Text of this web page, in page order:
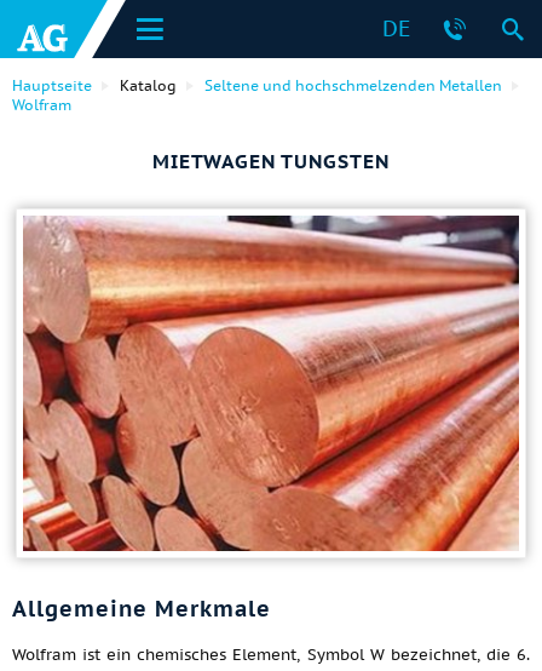
DE
Hauptseite Katalog
Seltene und hochschmelzenden Metallen
Wolfram
MIETWAGEN TUNGSTEN
Allgemeine Merkmale
Wolfram ist ein chemisches Element, Symbol W bezeichnet, die 6.